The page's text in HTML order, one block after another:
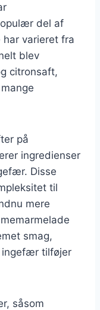
del af
varieret fra
blev
citronsaft,
på
ingredienser
Disse
til
mere
smag,
ingefær tilføjer
såsom